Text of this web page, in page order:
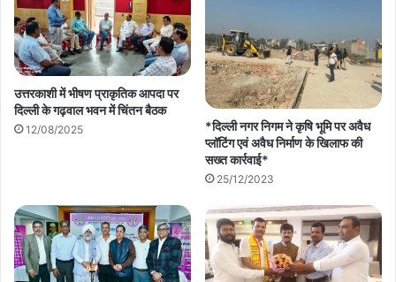
उत्तरकाशी में भीषण प्राकृतिक आपदा पर
दिल्ली के गढ़वाल भवन में चिंतन बैठक
12/08/2025
*दिल्ली नगर निगम ने कृषि भूमि पर अवैध
प्लॉटिंग एवं अवैध निर्माण के खिलाफ की
सख्त कार्रवाई*
25/12/2023